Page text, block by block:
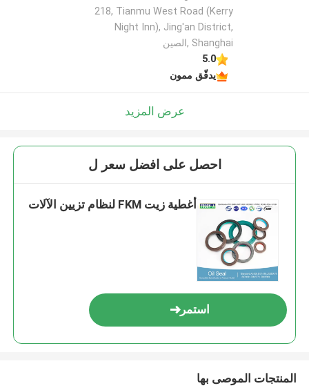
218, Tianmu West Road (Kerry
Night Inn), Jing'an District,
Shanghai ,الصين
5.0
يدقّق ممون
عرض المزيد
احصل على افضل سعر ل
أغطية زيت FKM لنظام تزيين الآلات
استمر
المنتجات الموصى بها